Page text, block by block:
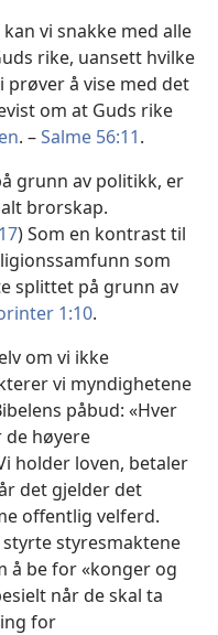
vi snakke med alle
rike, uansett hvilke
prøver å vise med det
om at Guds rike
. –Salme 56:11.
grunn av politikk, er
brorskap.
) Som en kontrast til
som
splittet på grunn av
1:10.
om vi ikke
vi myndighetene
påbud: «Hver
de høyere
holder loven, betaler
det gjelder det
offentlig velferd.
styresmaktene
å be for «konger og
når de skal ta
for